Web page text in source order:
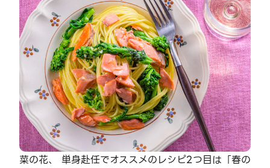
菜の花、 単身赴任でオススメのレシピ2つ目は「春の